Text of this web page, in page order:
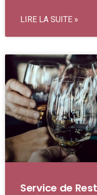
LIRE LA SUITE »
Service de